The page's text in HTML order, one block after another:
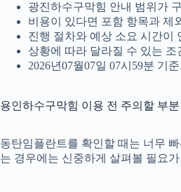
광진하수구막힘 안내 범위가
비용이 있다면 포함 항목과 제
진행 절차와 예상 소요 시간이
상황에 따라 달라질 수 있는 조
2026년07월07일 07시59분 기
용인하수구막힘 이용 전 주의할 부분
동탄임플란트를 확인할 때는 너무
는 경우에는 신중하게 살펴볼 필요